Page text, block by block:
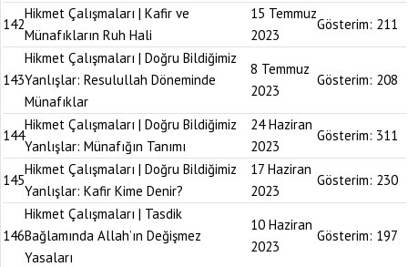
142
Hikmet Çalışmaları | Kafir ve
Münafıkların Ruh Hali
15 Temmuz
2023
Gösterim: 211
143
Hikmet Çalışmaları | Doğru Bildiğimiz
Yanlışlar: Resulullah Döneminde
Münafıklar
8 Temmuz
2023
Gösterim: 208
144
Hikmet Çalışmaları | Doğru Bildiğimiz
Yanlışlar: Münafığın Tanımı
24 Haziran
2023
Gösterim: 311
145
Hikmet Çalışmaları | Doğru Bildiğimiz
Yanlışlar: Kafir Kime Denir?
17 Haziran
2023
Gösterim: 230
146
Hikmet Çalışmaları | Tasdik
Bağlamında Allah’ın Değişmez
Yasaları
10 Haziran
2023
Gösterim: 197